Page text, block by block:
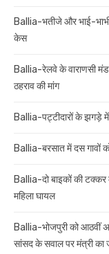
Ballia-भतीजे और भाई-
केस
Ballia-रेलवे के वाराणसी
ठहराव की मांग
Ballia-पट्टीदारों के झगड़े में
Ballia-बरसात में दस गावों
Ballia-दो बाइकों की
महिला घायल
Ballia-भोजपुरी को आठवीं
सांसद के सवाल पर मंत्री का